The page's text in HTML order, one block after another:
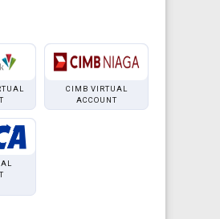
CIMB VIRTUAL
ACCOUNT